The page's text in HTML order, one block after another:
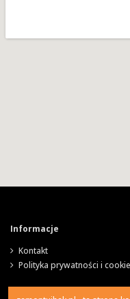
Informacje
Kontakt
Polityka prywatności i